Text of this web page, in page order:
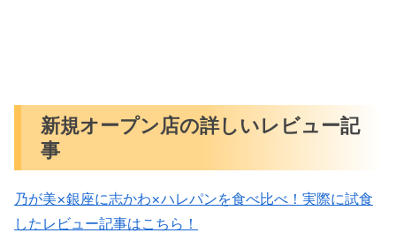
新規オープン店の詳しいレビュー記
事
乃が美×銀座に志かわ×ハレパンを食べ比べ！実際に試食
したレビュー記事はこちら！